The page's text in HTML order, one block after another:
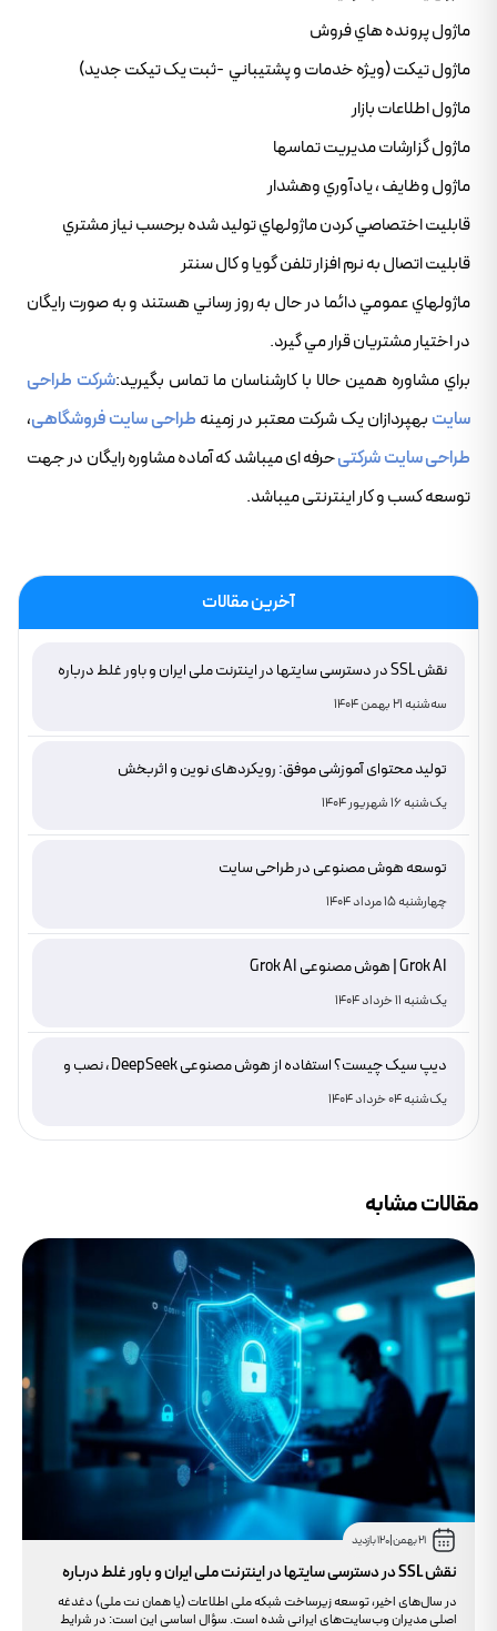
ماژول پرونده هاي فروش
ماژول تيکت (ويژه خدمات و پشتيباني -ثبت يک تيکت جديد)
ماژول اطلاعات بازار
ماژول گزارشات مديريت تماسها
ماژول وظايف ، يادآوري وهشدار
قابليت اختصاصي کردن ماژولهاي توليد شده برحسب نياز مشتري
قابليت اتصال به نرم افزار تلفن گويا و کال سنتر
ماژولهاي عمومي دائما در حال به روز رساني هستند و به صورت رايگان
در اختيار مشتريان قرار مي گيرد.
براي مشاوره همين حالا با کارشناسان ما تماس بگيريد:شرکت طراحی
سایت بهپردازان یک شرکت معتبر در زمینه طراحی سایت فروشگاهی،
طراحی سایت شرکتیحرفه ای میباشد که آماده مشاوره رایگان در جهت
توسعه کسب و کار اینترنتی میباشد.
آخرین مقالات
نقش SSL در دسترسی سایتها در اینترنت ملی ایران و باور غلط درباره
سه‌شنبه 21 بهمن 1404
تولید محتوای آموزشی موفق: رویکردهای نوین و اثربخش
یک‌شنبه 16 شهریور 1404
توسعه هوش مصنوعی در طراحی سایت
چهارشنبه 15 مرداد 1404
Grok AI | هوش مصنوعی Grok AI
یک‌شنبه 11 خرداد 1404
دیپ سیک چیست؟ استفاده از هوش مصنوعی DeepSeek ، نصب و
دانلود
یک‌شنبه 04 خرداد 1404
مقالات مشابه
21 بهمن |120 بازدید
نقش SSL در دسترسی سایتها در اینترنت ملی ایران و باور غلط درباره
دامنه های IR
در سال‌های اخیر، توسعه زیرساخت شبکه ملی اطلاعات (یا همان نت ملی) دغدغه
اصلی مدیران وب‌سایت‌های ایرانی شده است. سؤال اساسی این است: در شرایط